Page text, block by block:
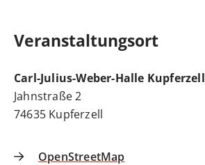
Veranstaltungsort
Carl-Julius-Weber-Halle Kupferzell
Jahnstraße 2
74635 Kupferzell
OpenStreetMap